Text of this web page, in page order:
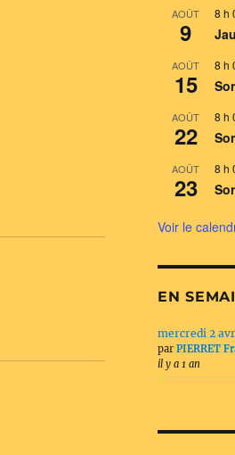
AOÛT
9
8 h
AOÛT
15
8 h
AOÛT
22
8 h
AOÛT
23
8 h
Voir le
EN
mercredi 2
par PIERRET
il y a 1 an